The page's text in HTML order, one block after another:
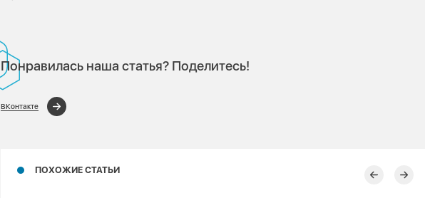
Понравилась наша статья? Поделитесь!
ВКонтакте
ПОХОЖИЕ СТАТЬИ